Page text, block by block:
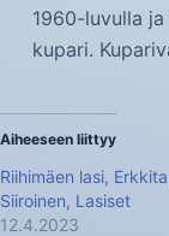
1960-luvulla
kupari.
Aiheeseen liittyy
Riihimäen lasi,
Siiroinen, Lasiset
12.4.2023